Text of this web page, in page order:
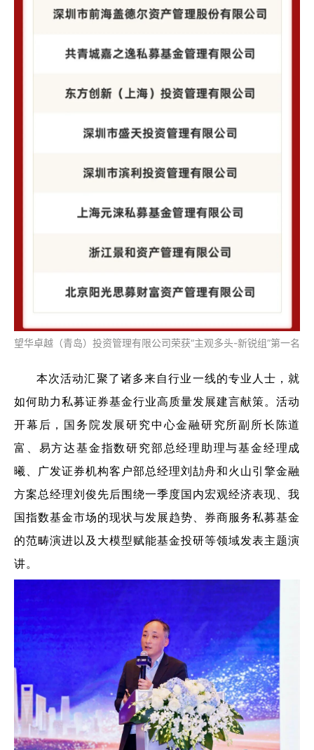
望华卓越（青岛）投资管理有限公司荣获“主观多头-新锐组”第一名
本次活动汇聚了诸多来自行业一线的专业人士，就
如何助力私募证券基金行业高质量发展建言献策。活动
开幕后，国务院发展研究中心金融研究所副所长陈道
富、易方达基金指数研究部总经理助理与基金经理成
曦、广发证券机构客户部总经理刘劼舟和火山引擎金融
方案总经理刘俊先后围绕一季度国内宏观经济表现、我
国指数基金市场的现状与发展趋势、券商服务私募基金
的范畴演进以及大模型赋能基金投研等领域发表主题演
讲。